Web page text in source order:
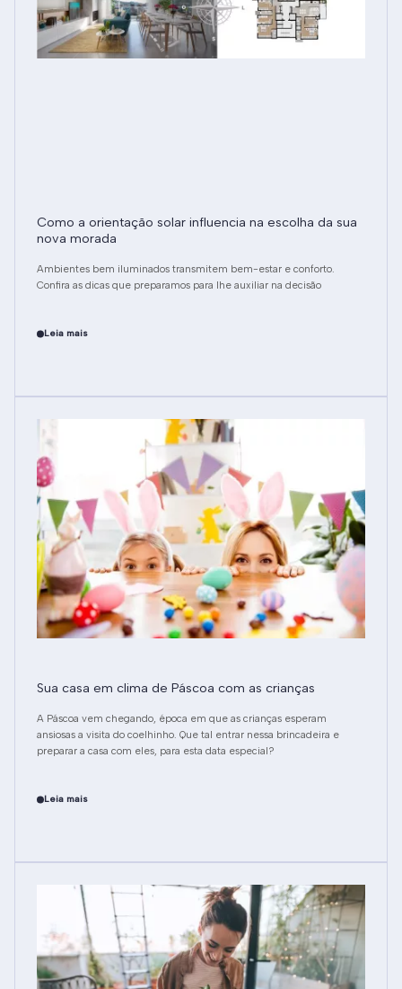
Como a orientação solar influencia na escolha da sua
nova morada
Ambientes bem iluminados transmitem bem-estar e conforto.
Confira as dicas que preparamos para lhe auxiliar na decisão
Leia mais
Sua casa em clima de Páscoa com as crianças
A Páscoa vem chegando, época em que as crianças esperam
ansiosas a visita do coelhinho. Que tal entrar nessa brincadeira e
preparar a casa com eles, para esta data especial?
Leia mais